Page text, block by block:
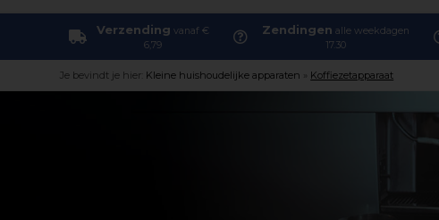
Verzending vanaf €
6,79
Zendingen alle weekdagen
17.30
Je bevindt je hier: Kleine huishoudelijke apparaten Koffiezetapparaat